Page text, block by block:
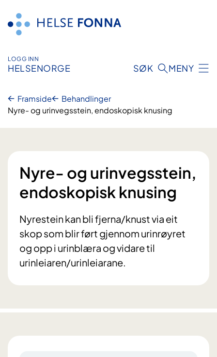
innhald
LOGG INN
HELSENORGE SØK MENY
Framside
Behandlinger
Nyre- og urinvegsstein, endoskopisk knusing
Nyre- og urinvegsstein,
endoskopisk knusing
Nyrestein kan bli fjerna/knust via eit
skop som blir ført gjennom urinrøyret
og opp i urinblæra og vidare til
urinleiaren/urinleiarane.